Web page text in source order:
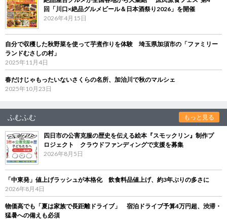
回「川口×絶品グルメビール＆日本酒祭り2026」を開催
2026年4月15日
自分で収穫した秋野菜を使って芋煮作りを体験 埼玉県加須市の「ファミリー
ランドむさしの村」
2025年11月4日
春だけじゃもったいないさくらの名所、加治川で秋のマルシェ
2025年10月23日
ふむふむ もっと見る
四日市の公害克服の歴史を伝える絵本『スモックリン』制作プ
ロジェクト クラウドファンディングで支援を募集
2026年8月5日
「中東発」値上げラッシュが本格化 飲食料品値上げ、約3年ぶりの多さに
2026年8月4日
物価高でも「夏は家族で長距離ドライブ」 宿泊ドライブ予算4万円超、渋滞・
猛暑への備えも必須